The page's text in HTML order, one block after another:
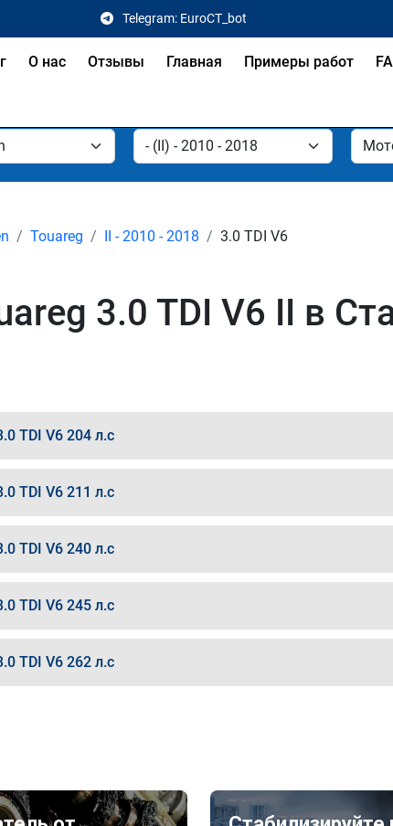
Telegram: EuroCT_bot
О нас Отзывы Главная Примеры работ
Touareg II - 2010 - 2018 3.0 TDI V6
3.0 TDI V6 II в
TDI V6 204 л.с
TDI V6 211 л.с
TDI V6 240 л.с
TDI V6 245 л.с
TDI V6 262 л.с